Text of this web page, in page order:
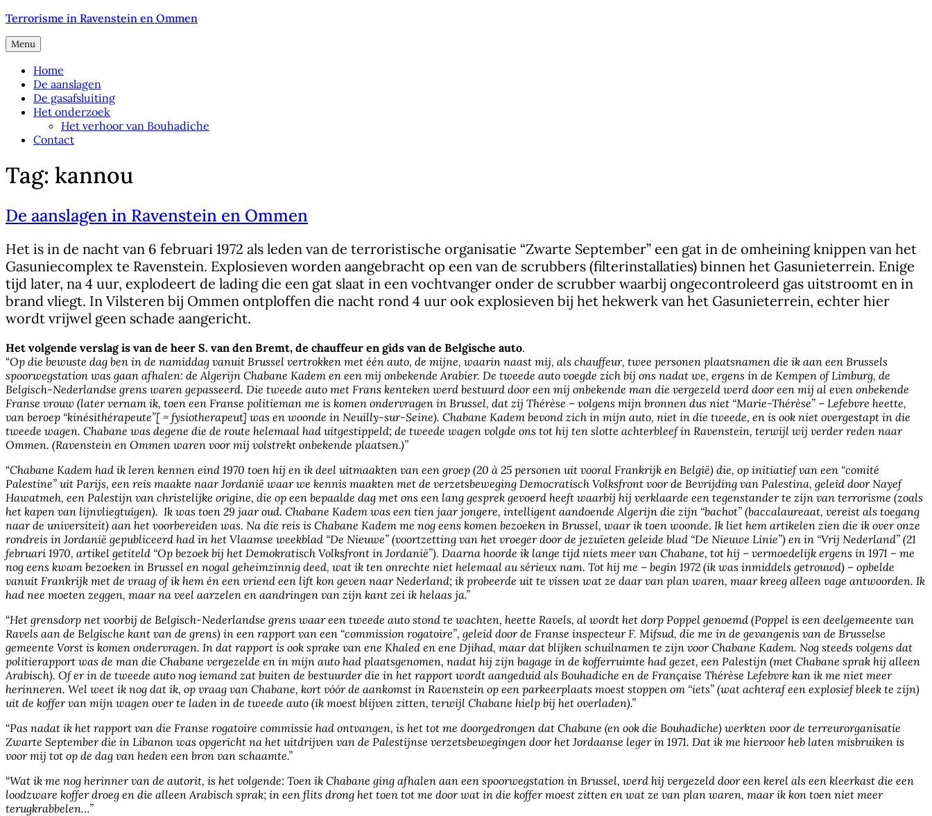
Naar
inhoud
Terrorisme in Ravenstein en Ommen
Menu
Home
De aanslagen
De gasafsluiting
Het onderzoek
Het verhoor van Bouhadiche
Contact
Tag: kannou
De aanslagen in Ravenstein en Ommen
Het is in de nacht van 6 februari 1972 als leden van de terroristische organisatie “Zwarte September” een gat in de omheining knippen van het
Gasuniecomplex te Ravenstein. Explosieven worden aangebracht op een van de scrubbers (filterinstallaties) binnen het Gasunieterrein. Enige
tijd later, na 4 uur, explodeert de lading die een gat slaat in een vochtvanger onder de scrubber waarbij ongecontroleerd gas uitstroomt en in
brand vliegt. In Vilsteren bij Ommen ontploffen die nacht rond 4 uur ook explosieven bij het hekwerk van het Gasunieterrein, echter hier
wordt vrijwel geen schade aangericht.
Het volgende verslag is van de heer S. van den Bremt, de chauffeur en gids van de Belgische auto.
“Op die bewuste dag ben in de namiddag vanuit Brussel vertrokken met één auto, de mijne, waarin naast mij, als chauffeur, twee personen plaatsnamen die ik aan een Brussels
spoorwegstation was gaan afhalen: de Algerijn Chabane Kadem en een mij onbekende Arabier. De tweede auto voegde zich bij ons nadat we, ergens in de Kempen of Limburg, de
Belgisch-Nederlandse grens waren gepasseerd. Die tweede auto met Frans kenteken werd bestuurd door een mij onbekende man die vergezeld werd door een mij al even onbekende
Franse vrouw (later vernam ik, toen een Franse politieman me is komen ondervragen in Brussel, dat zij Thérèse – volgens mijn bronnen dus niet “Marie-Thérèse” – Lefebvre heette,
van beroep “kinésithérapeute”[ = fysiotherapeut] was en woonde in Neuilly-sur-Seine). Chabane Kadem bevond zich in mijn auto, niet in die tweede, en is ook niet overgestapt in die
tweede wagen. Chabane was degene die de route helemaal had uitgestippeld; de tweede wagen volgde ons tot hij ten slotte achterbleef in Ravenstein, terwijl wij verder reden naar
Ommen. (Ravenstein en Ommen waren voor mij volstrekt onbekende plaatsen.)”
“Chabane Kadem had ik leren kennen eind 1970 toen hij en ik deel uitmaakten van een groep (20 à 25 personen uit vooral Frankrijk en België) die, op initiatief van een “comité
Palestine” uit Parijs, een reis maakte naar Jordanië waar we kennis maakten met de verzetsbeweging Democratisch Volksfront voor de Bevrijding van Palestina, geleid door Nayef
Hawatmeh, een Palestijn van christelijke origine, die op een bepaalde dag met ons een lang gesprek gevoerd heeft waarbij hij verklaarde een tegenstander te zijn van terrorisme (zoals
het kapen van lijnvliegtuigen). Ik was toen 29 jaar oud. Chabane Kadem was een tien jaar jongere, intelligent aandoende Algerijn die zijn “bachot” (baccalaureaat, vereist als toegang
naar de universiteit) aan het voorbereiden was. Na die reis is Chabane Kadem me nog eens komen bezoeken in Brussel, waar ik toen woonde. Ik liet hem artikelen zien die ik over onze
rondreis in Jordanië gepubliceerd had in het Vlaamse weekblad “De Nieuwe” (voortzetting van het vroeger door de jezuïeten geleide blad “De Nieuwe Linie”) en in “Vrij Nederland” (21
februari 1970, artikel getiteld “Op bezoek bij het Demokratisch Volksfront in Jordanië”). Daarna hoorde ik lange tijd niets meer van Chabane, tot hij – vermoedelijk ergens in 1971 – me
nog eens kwam bezoeken in Brussel en nogal geheimzinnig deed, wat ik ten onrechte niet helemaal au sérieux nam. Tot hij me – begin 1972 (ik was inmiddels getrouwd) – opbelde
vanuit Frankrijk met de vraag of ik hem én een vriend een lift kon geven naar Nederland; ik probeerde uit te vissen wat ze daar van plan waren, maar kreeg alleen vage antwoorden. Ik
had nee moeten zeggen, maar na veel aarzelen en aandringen van zijn kant zei ik helaas ja.”
“Het grensdorp net voorbij de Belgisch-Nederlandse grens waar een tweede auto stond te wachten, heette Ravels, al wordt het dorp Poppel genoemd (Poppel is een deelgemeente van
Ravels aan de Belgische kant van de grens) in een rapport van een “commission rogatoire”, geleid door de Franse inspecteur F. Mifsud, die me in de gevangenis van de Brusselse
gemeente Vorst is komen ondervragen. In dat rapport is ook sprake van ene Khaled en ene Djihad, maar dat blijken schuilnamen te zijn voor Chabane Kadem. Nog steeds volgens dat
politierapport was de man die Chabane vergezelde en in mijn auto had plaatsgenomen, nadat hij zijn bagage in de kofferruimte had gezet, een Palestijn (met Chabane sprak hij alleen
Arabisch). Of er in de tweede auto nog iemand zat buiten de bestuurder die in het rapport wordt aangeduid als Bouhadiche en de Française Thérèse Lefebvre kan ik me niet meer
herinneren. Wel weet ik nog dat ik, op vraag van Chabane, kort vóór de aankomst in Ravenstein op een parkeerplaats moest stoppen om “iets” (wat achteraf een explosief bleek te zijn)
uit de koffer van mijn wagen over te laden in de tweede auto (ik moest blijven zitten, terwijl Chabane hielp bij het overladen).”
“Pas nadat ik het rapport van die Franse rogatoire commissie had ontvangen, is het tot me doorgedrongen dat Chabane (en ook die Bouhadiche) werkten voor de terreurorganisatie
Zwarte September die in Libanon was opgericht na het uitdrijven van de Palestijnse verzetsbewegingen door het Jordaanse leger in 1971. Dat ik me hiervoor heb laten misbruiken is
voor mij tot op de dag van heden een bron van schaamte.”
“Wat ik me nog herinner van de autorit, is het volgende: Toen ik Chabane ging afhalen aan een spoorwegstation in Brussel, werd hij vergezeld door een kerel als een kleerkast die een
loodzware koffer droeg en die alleen Arabisch sprak; in een flits drong het toen tot me door wat in die koffer moest zitten en wat ze van plan waren, maar ik kon toen niet meer
terugkrabbelen…”